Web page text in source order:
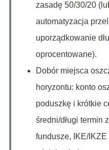
zasadę 50/30/20
automatyzacja
uporządkowanie
oprocentowane).
Dobór miejsca
horyzontu: konto
poduszkę i krótkie
średni/długi termin
fundusze, IKE/